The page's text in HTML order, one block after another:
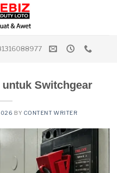
Switchgear
BY CONTENT WRITER